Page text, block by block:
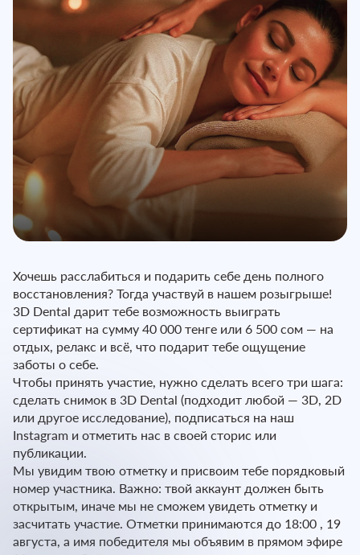
Хочешь расслабиться и подарить себе день полного
восстановления? Тогда участвуй в нашем розыгрыше!
3D Dental дарит тебе возможность выиграть
сертификат на сумму 40 000 тенге или 6 500 сом — на
отдых, релакс и всё, что подарит тебе ощущение
заботы о себе.
Чтобы принять участие, нужно сделать всего три шага:
сделать снимок в 3D Dental (подходит любой — 3D, 2D
или другое исследование), подписаться на наш
Instagram и отметить нас в своей сторис или
публикации.
Мы увидим твою отметку и присвоим тебе порядковый
номер участника. Важно: твой аккаунт должен быть
открытым, иначе мы не сможем увидеть отметку и
засчитать участие. Отметки принимаются до 18:00 , 19
августа, а имя победителя мы объявим в прямом эфире